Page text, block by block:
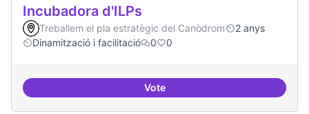
Incubadora d'ILPs
Treballem el pla estratègic del Canòdrom
2 anys
Dinamització i facilitació
0 0
VoteIncubadora d'ILPs